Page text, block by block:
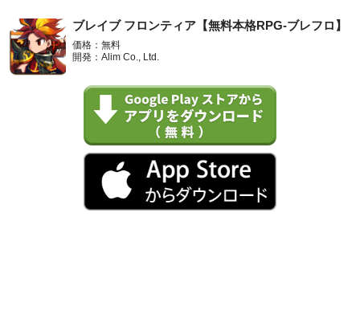
ブレイブ フロンティア【無料本格RPG-ブレフロ】
価格：無料
開発：Alim Co., Ltd.